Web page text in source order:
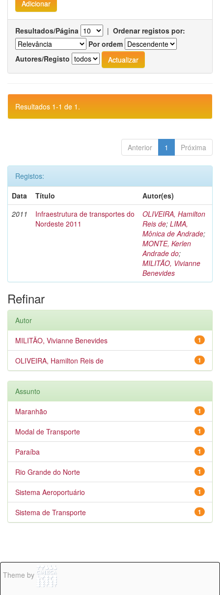
Resultados/Página | Ordenar registos por:
Por ordem
Autores/Registo
Resultados 1-1 de 1.
Anterior 1 Próxima
Registos:
Data
Título
Autor(es)
2011
Infraestrutura de transportes do
Nordeste 2011
OLIVEIRA, Hamilton
Reis de; LIMA,
Mônica de Andrade;
MONTE, Kerlen
Andrade do;
MILITÃO, Vivianne
Benevides
Refinar
Autor
1
MILITÃO, Vivianne Benevides
1
OLIVEIRA, Hamilton Reis de
Assunto
1
Maranhão
1
Modal de Transporte
1
Paraíba
1
Rio Grande do Norte
1
Sistema Aeroportuário
1
Sistema de Transporte
Theme by